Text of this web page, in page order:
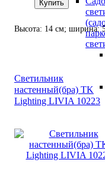
Купить
Высота: 14 см; ширина:
см; лампа: 3 х GU10 х
Светильник
настенный(бра) TK
Lighting LIVIA 10223